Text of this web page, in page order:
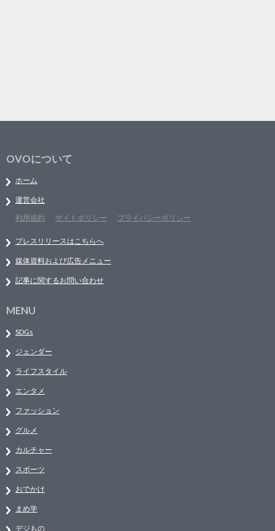
OVOについて
ホーム
運営会社
利用規約
サイトポリシー プライバシーポリシー
プレスリリースはこちらへ
媒体資料および広告メニュー
記事に関するお問い合わせ
MENU
SDGs
ジェンダー
ライフスタイル
エンタメ
ファッション
グルメ
カルチャー
スポーツ
おでかけ
まめ学
デジもの